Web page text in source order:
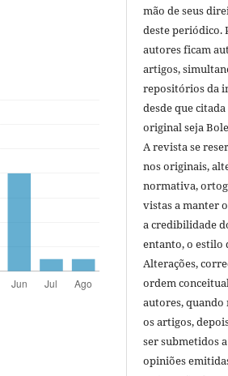
mão de seus
deste periódico.
autores ficam
artigos,
repositórios da
desde que
original seja
A revista se
nos originais,
normativa,
vistas a manter
a credibilidade
entanto, o estilo
Alterações,
ordem
autores, quando
os artigos,
ser submetidos
opiniões